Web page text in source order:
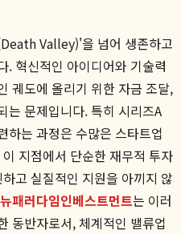
Valley)'을 넘어 생존하고
. 혁신적인 아이디어와 기술력
궤도에 올리기 위한 자금 조달,
는 문제입니다. 특히 시리즈A
하는 과정은 수많은 스타트업
지점에서 단순한 재무적 투자
고 실질적인 지원을 아끼지 않
뉴패러다임인베스트먼트는 이러
동반자로서, 체계적인 밸류업